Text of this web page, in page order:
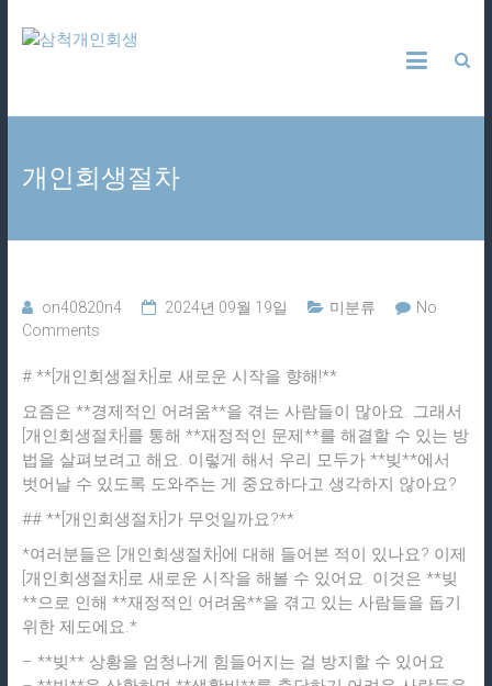
삼
인
회
생
24
간
상
담
개인회생절차
on40820n4 2024년 09월 19일 미분류
No
Comments
# **[개인회생절차]로 새로운 시작을 향해!**
요즘은 **경제적인 어려움**을 겪는 사람들이 많아요. 그래서
[개인회생절차]를 통해 **재정적인 문제**를 해결할 수 있는 방
법을 살펴보려고 해요. 이렇게 해서 우리 모두가 **빚**에서
벗어날 수 있도록 도와주는 게 중요하다고 생각하지 않아요?
## **[개인회생절차]가 무엇일까요?**
*여러분들은 [개인회생절차]에 대해 들어본 적이 있나요? 이제
[개인회생절차]로 새로운 시작을 해볼 수 있어요. 이것은 **빚
**으로 인해 **재정적인 어려움**을 겪고 있는 사람들을 돕기
위한 제도에요.*
– **빚** 상황을 엄청나게 힘들어지는 걸 방지할 수 있어요